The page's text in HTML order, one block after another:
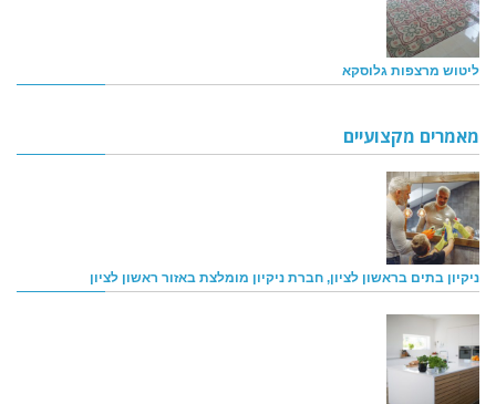
ליטוש מרצפות גלוסקא
מאמרים מקצועיים
ניקיון בתים בראשון לציון, חברת ניקיון מומלצת באזור ראשון לציון